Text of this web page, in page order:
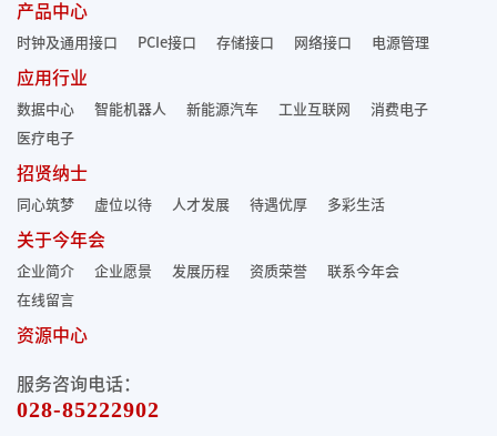
产品中心
时钟及通用接口 PCIe接口 存储接口 网络接口 电源管理
应用行业
数据中心 智能机器人 新能源汽车 工业互联网
消费电子
医疗电子
招贤纳士
同心筑梦 虚位以待 人才发展 待遇优厚 多彩生活
关于今年会
企业简介 企业愿景 发展历程 资质荣誉
联系今年会
在线留言
资源中心
服务咨询电话：
028-85222902